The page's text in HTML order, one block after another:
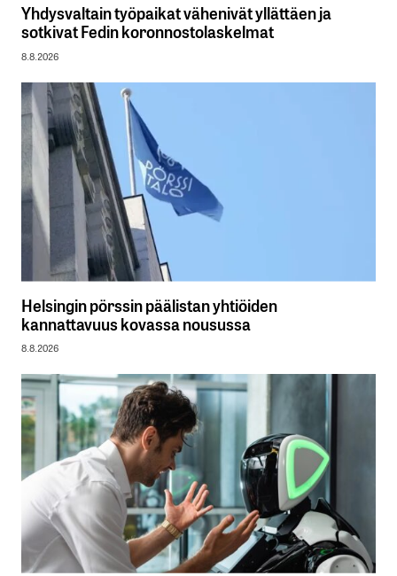
Yhdysvaltain työpaikat vähenivät yllättäen ja
sotkivat Fedin koronnostolaskelmat
8.8.2026
Helsingin pörssin päälistan yhtiöiden
kannattavuus kovassa nousussa
8.8.2026